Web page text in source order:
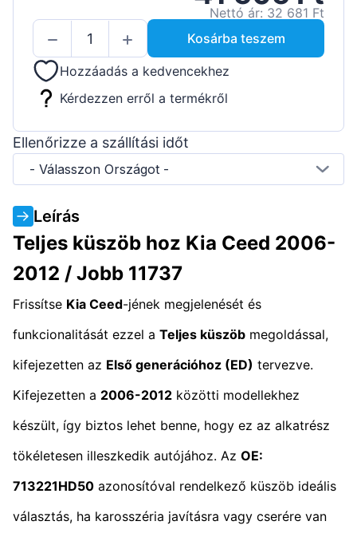
Nettó ár: 32 681 Ft
Kosárba teszem
Hozzáadás a kedvencekhez
Kérdezzen erről a termékről
Ellenőrizze a szállítási időt
- Válasszon Országot -
Leírás
Teljes küszöb hoz Kia Ceed 2006-
2012 / Jobb 11737
Frissítse Kia Ceed-jének megjelenését és
funkcionalitását ezzel a Teljes küszöb megoldással,
kifejezetten az Első generációhoz (ED) tervezve.
Kifejezetten a 2006-2012 közötti modellekhez
készült, így biztos lehet benne, hogy ez az alkatrész
tökéletesen illeszkedik autójához. Az OE:
713221HD50 azonosítóval rendelkező küszöb ideális
választás, ha karosszéria javításra vagy cserére van